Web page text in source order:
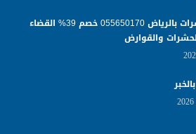
مكافحة حشرات بالرياض 055650170 خصم 39% القضاء
والقوارض